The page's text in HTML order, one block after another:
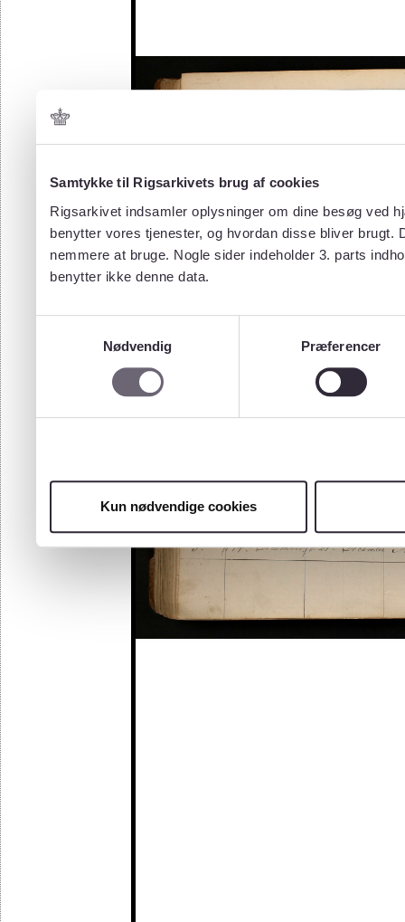
Samtykke til Rigsarkivets brug af cookies
Rigsarkivet indsamler oplysninger om dine besøg ved
benytter vores tjenester, og hvordan disse bliver
nemmere at bruge. Nogle sider indeholder 3. parts
benytter ikke denne data.
Nødvendig
Præferencer
Kun nødvendige cookies